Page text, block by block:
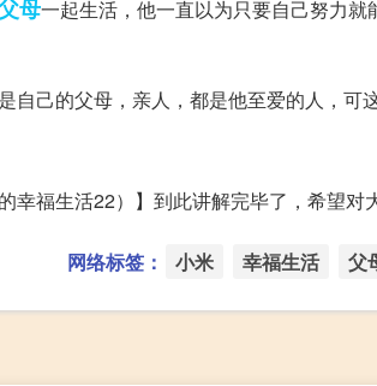
母一起生活，他一直以为只要自己努力就
己的父母，亲人，都是他至爱的人，可
福生活22）】到此讲解完毕了，希望对
网络标签： 小米 幸福生活 父